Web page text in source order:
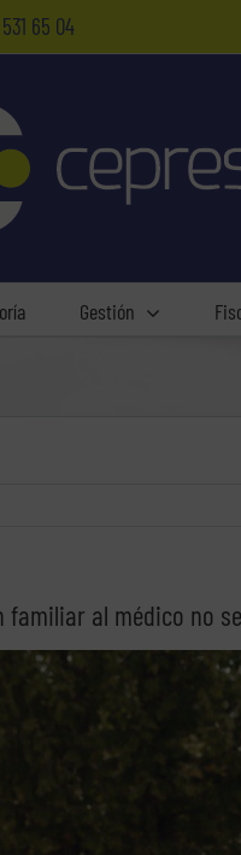
531 65 04
Gestión
familiar al médico no